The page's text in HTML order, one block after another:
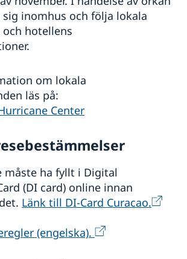
inomhus och följa lokala
hotellens
om lokala
läs på:
Center
måste ha fyllt i Digital
(DI card) online innan
Länk till DI-Card Curacao.
(engelska).